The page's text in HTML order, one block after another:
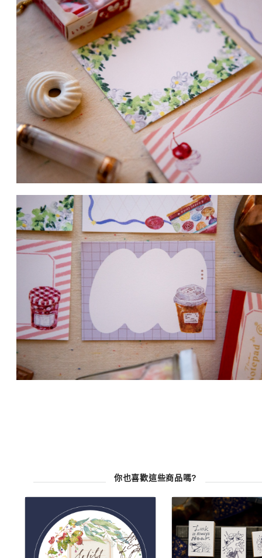
你也喜歡這些商品嗎?